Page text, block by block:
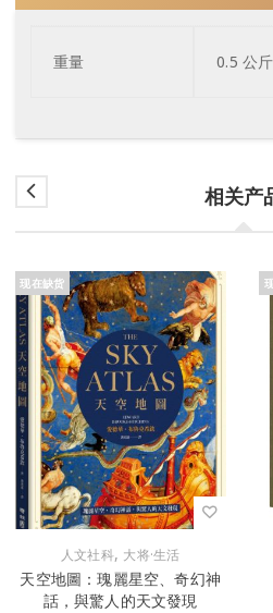
重量 0.5 公斤
相关产
现在缺货
人文社科, 大将·生活
天空地圖：瑰麗星空、奇幻神
話，與驚人的天文發現